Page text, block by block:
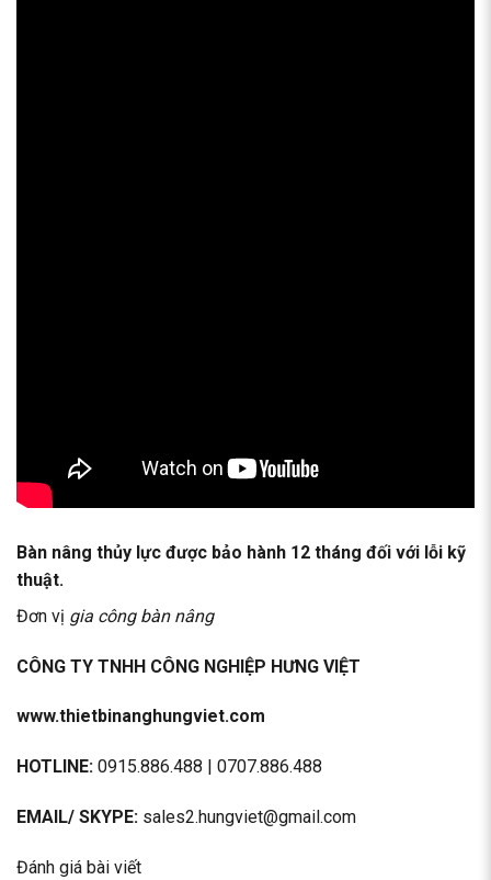
Bàn nâng thủy lực được bảo hành 12 tháng đối với lỗi kỹ
thuật.
Đơn vị gia công bàn nâng
CÔNG TY TNHH CÔNG NGHIỆP HƯNG VIỆT
www.thietbinanghungviet.com
HOTLINE: 0915.886.488 | 0707.886.488
EMAIL/ SKYPE: sales2.hungviet@gmail.com
Đánh giá bài viết